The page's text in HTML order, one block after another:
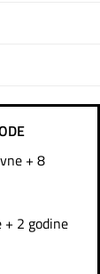
+ 8
+ 2 godine